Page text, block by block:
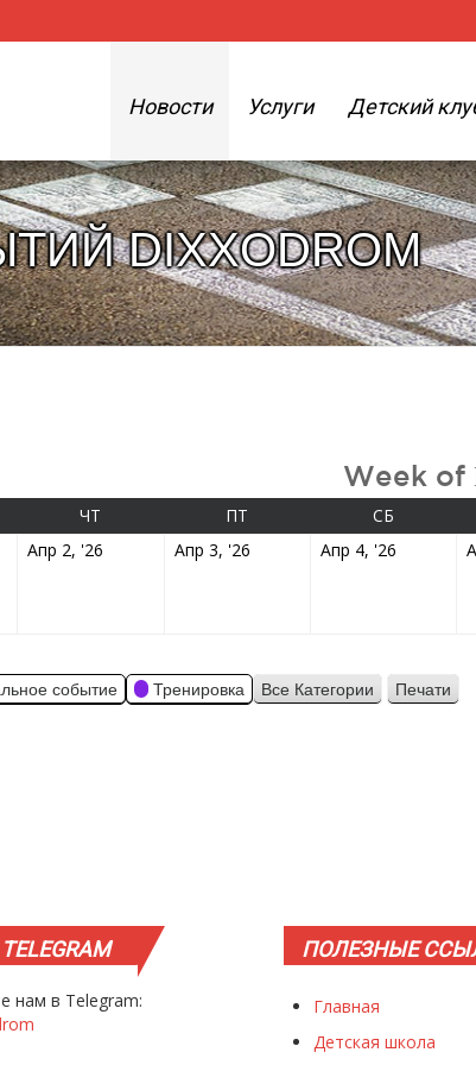
Новости Услуги Детский
DIXXODROM
Week of
ЧТ ПТ СБСУББОТА
Апр 2, '26 02.04.2026Апр 3, '26 03.04.2026Апр 4, '26
событие Тренировка Все Категории Просмотр
Печати
нам в Telegram:
ПОЛЕЗНЫЕ
Главная
Детская школа